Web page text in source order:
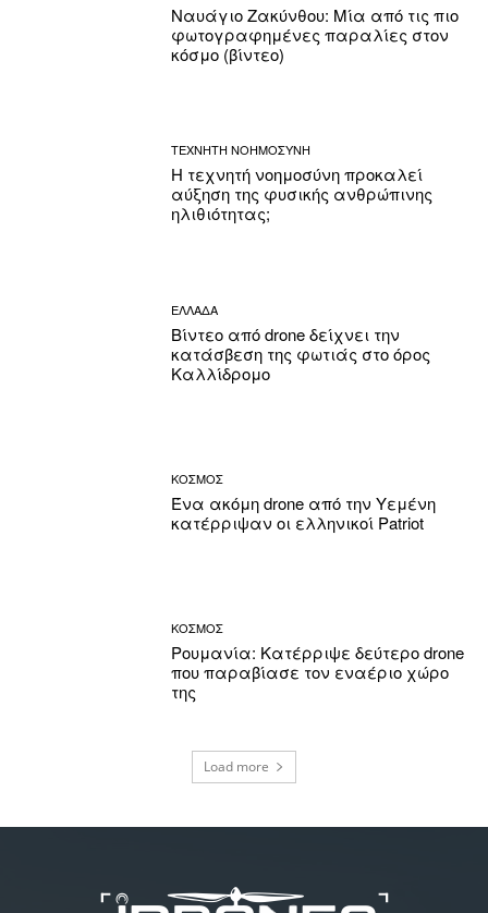
Ναυάγιο Ζακύνθου: Μία από τις πιο
φωτογραφημένες παραλίες στον
κόσμο (βίντεο)
ΤΕΧΝΗΤΗ ΝΟΗΜΟΣΥΝΗ
Η τεχνητή νοημοσύνη προκαλεί
αύξηση της φυσικής ανθρώπινης
ηλιθιότητας;
ΕΛΛΑΔΑ
Βίντεο από drone δείχνει την
κατάσβεση της φωτιάς στο όρος
Καλλίδρομο
ΚΟΣΜΟΣ
Ένα ακόμη drone από την Υεμένη
κατέρριψαν οι ελληνικοί Patriot
ΚΟΣΜΟΣ
Ρουμανία: Κατέρριψε δεύτερο drone
που παραβίασε τον εναέριο χώρο
της
Load more